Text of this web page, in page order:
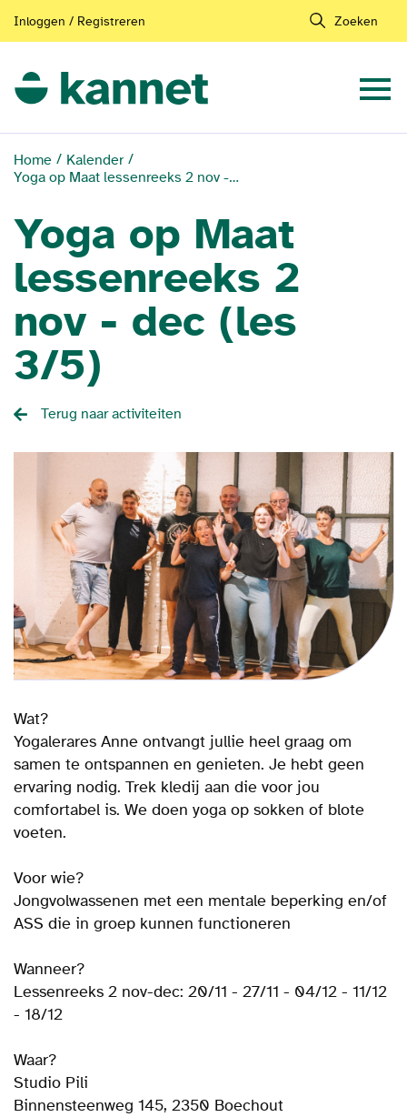
Inloggen / Registreren Zoeken
Home
Kalender
Yoga op Maat lessenreeks 2 nov - dec (les 3/5)
Yoga op Maat
lessenreeks 2
nov - dec (les
3/5)
Terug naar activiteiten
Wat?
Yogalerares Anne ontvangt jullie heel graag om
samen te ontspannen en genieten. Je hebt geen
ervaring nodig. Trek kledij aan die voor jou
comfortabel is. We doen yoga op sokken of blote
voeten.
Voor wie?
Jongvolwassenen met een mentale beperking en/of
ASS die in groep kunnen functioneren
Wanneer?
Lessenreeks 2 nov-dec: 20/11 - 27/11 - 04/12 - 11/12
- 18/12
Waar?
Studio Pili
Binnensteenweg 145, 2350 Boechout